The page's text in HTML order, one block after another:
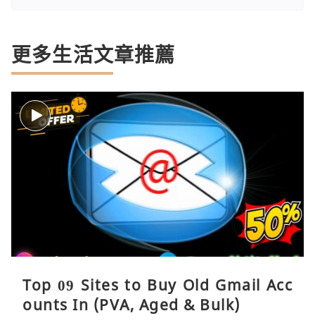
更多生活文章推薦
Top 09 Sites to Buy Old Gmail Acc
ounts In (PVA, Aged & Bulk)